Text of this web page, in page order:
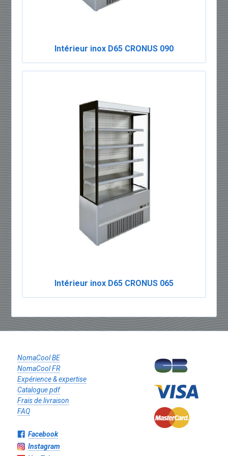
Intérieur inox D65 CRONUS 090
Intérieur inox D65 CRONUS 065
NomaCool BE
NomaCool FR
Expérience & expertise
Catalogue pdf
Frais de livraison
FAQ
Facebook
Instagram